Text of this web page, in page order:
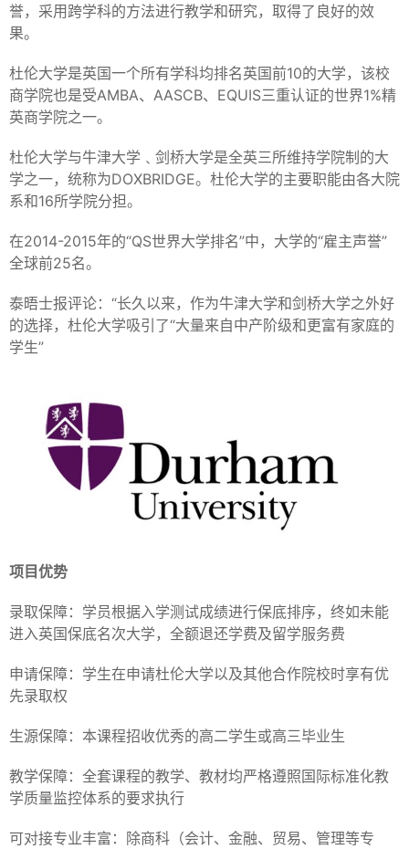
誉，采用跨学科的方法进行教学和研究，取得了良好的效
果。
杜伦大学是英国一个所有学科均排名英国前10的大学，该校
商学院也是受AMBA、AASCB、EQUIS三重认证的世界1%精
英商学院之一。
杜伦大学与牛津大学﹑剑桥大学是全英三所维持学院制的大
学之一，统称为DOXBRIDGE。杜伦大学的主要职能由各大院
系和16所学院分担。
在2014-2015年的“QS世界大学排名”中，大学的“雇主声誉”
全球前25名。
泰晤士报评论：“长久以来，作为牛津大学和剑桥大学之外好
的选择，杜伦大学吸引了“大量来自中产阶级和更富有家庭的
学生”
项目优势
录取保障：学员根据入学测试成绩进行保底排序，终如未能
进入英国保底名次大学，全额退还学费及留学服务费
申请保障：学生在申请杜伦大学以及其他合作院校时享有优
先录取权
生源保障：本课程招收优秀的高二学生或高三毕业生
教学保障：全套课程的教学、教材均严格遵照国际标准化教
学质量监控体系的要求执行
可对接专业丰富：除商科（会计、金融、贸易、管理等专